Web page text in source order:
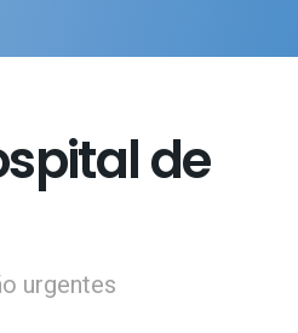
de
urgentes